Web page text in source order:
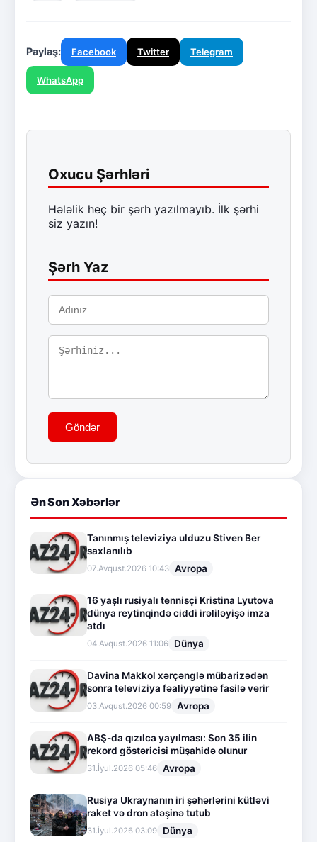
Paylaş: Facebook Twitter Telegram
WhatsApp
Oxucu Şərhləri
Hələlik heç bir şərh yazılmayıb. İlk şərhi
siz yazın!
Şərh Yaz
Göndər
Ən Son Xəbərlər
Tanınmış televiziya ulduzu Stiven Ber
saxlanılıb
07.Avqust.2026 10:43 Avropa
16 yaşlı rusiyalı tennisçi Kristina Lyutova
dünya reytinqində ciddi irəliləyişə imza
atdı
04.Avqust.2026 11:06 Dünya
Davina Makkol xərçənglə mübarizədən
sonra televiziya fəaliyyətinə fasilə verir
03.Avqust.2026 00:59 Avropa
ABŞ-da qızılca yayılması: Son 35 ilin
rekord göstəricisi müşahidə olunur
31.İyul.2026 05:46 Avropa
Rusiya Ukraynanın iri şəhərlərini kütləvi
raket və dron atəşinə tutub
31.İyul.2026 03:09 Dünya